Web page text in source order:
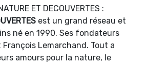
ET DECOUVERTES :
est un grand réseau et
né en 1990. Ses fondateurs
Lemarchand. Tout a
amours pour la nature, le